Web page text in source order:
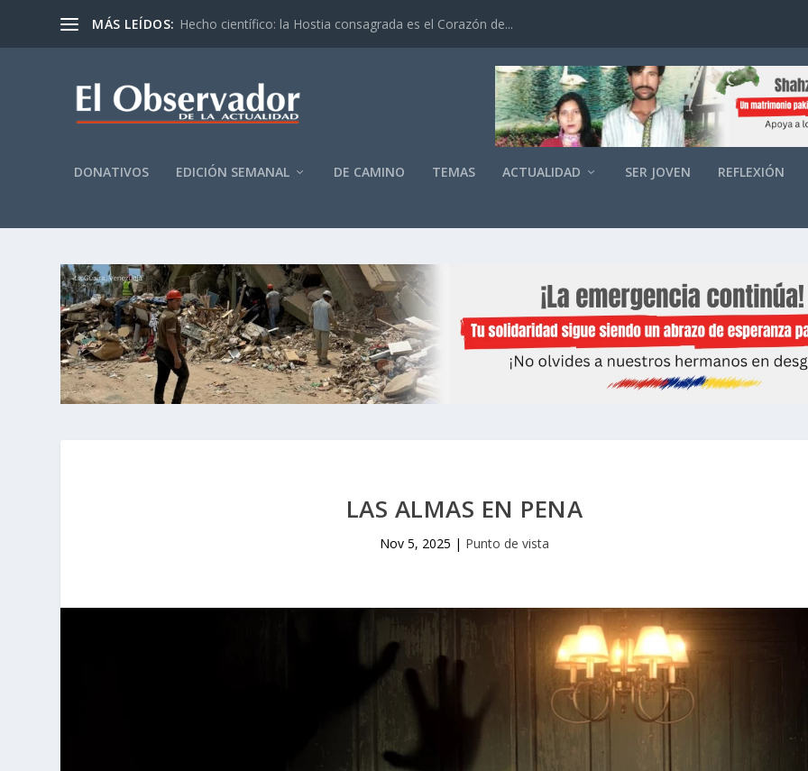
MÁS LEÍDOS: Hecho científico: la Hostia consagrada es el Corazón de...
DONATIVOS EDICIÓN SEMANAL DE CAMINO TEMAS ACTUALIDAD SER JOVEN REFLEXIÓN
LAS ALMAS EN PENA
Nov 5, 2025 | Punto de vista